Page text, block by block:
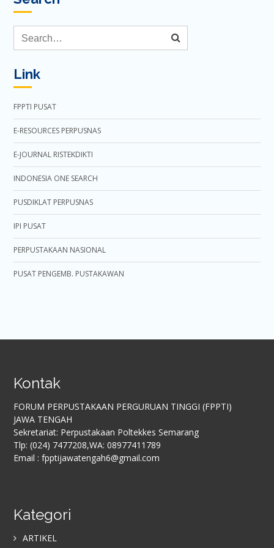
Link
FPPTI PUSAT
E-RESOURCES PERPUSNAS
E-JOURNAL RISTEKDIKTI
INDONESIA ONE SEARCH
PUSDIKLAT PERPUSNAS
IPI PUSAT
PERPUSTAKAAN NASIONAL
PUSAT PENGEMB. PUSTAKAWAN
Kontak
FORUM PERPUSTAKAAN PERGURUAN TINGGI (FPPTI)
JAWA TENGAH
Sekretariat: Perpustakaan Poltekkes Semarang
Tlp: (024) 7477208,WA: 08977411789
Email : fpptijawatengah6@gmail.com
Kategori
ARTIKEL